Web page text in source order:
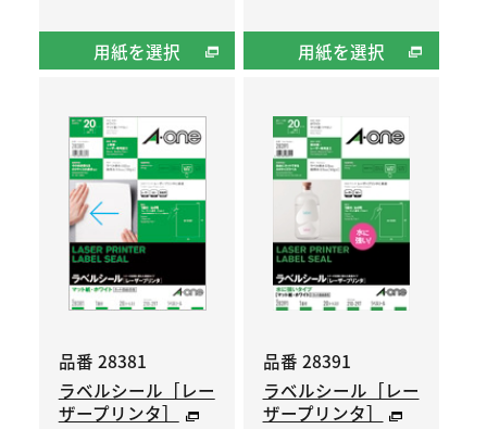
用紙を選択 用紙を選択
品番 28381
ラベルシール［レー
ザープリンタ］
品番 28391
ラベルシール［レー
ザープリンタ］